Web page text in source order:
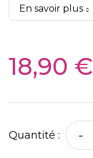
En savoir plus
18,90 €
Quantité : -